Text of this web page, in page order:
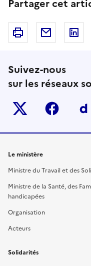
Partager cet
Imprimer Courriel
Suivez-nous
sur les réseaux
Twitter-x
Le ministère
Ministre du Travail et des
Ministre de la Santé, des
handicapées
Organisation
Acteurs
Solidarités